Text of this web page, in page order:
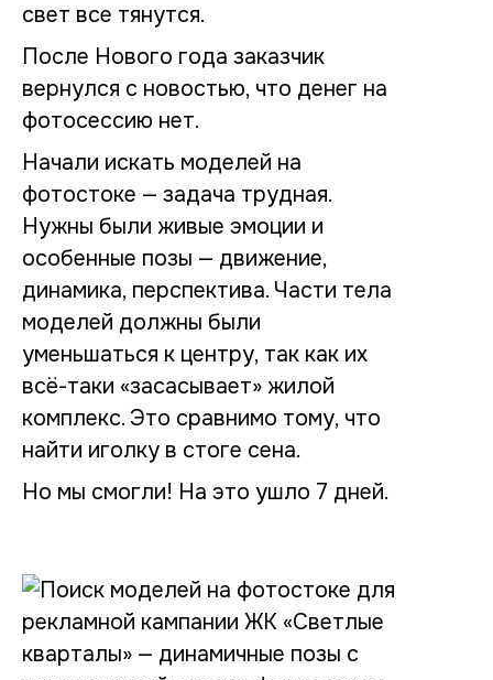
свет все тянутся.
После Нового года заказчик
вернулся с новостью, что денег на
фотосессию нет.
Начали искать моделей на
фотостоке — задача трудная.
Нужны были живые эмоции и
особенные позы — движение,
динамика, перспектива. Части тела
моделей должны были
уменьшаться к центру, так как их
всё-таки «засасывает» жилой
комплекс. Это сравнимо тому, что
найти иголку в стоге сена.
Но мы смогли! На это ушло 7 дней.